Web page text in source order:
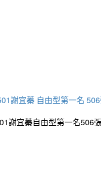
謝宜蓁 自由型第一名
謝宜蓁自由型第一名